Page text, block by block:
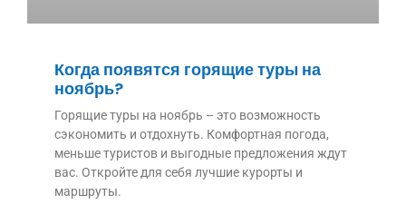
Когда появятся горящие туры на
ноябрь?
Горящие туры на ноябрь – это возможность
сэкономить и отдохнуть. Комфортная погода,
меньше туристов и выгодные предложения ждут
вас. Откройте для себя лучшие курорты и
маршруты.